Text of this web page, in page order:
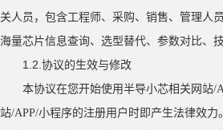
关人员，包含工程师、采购、销售、管理人
海量芯片信息查询、选型替代、参数对比、
1.2. 协议的生效与修改
本协议在您开始使用半导小芯相关网站/
站/APP/小程序的注册用户时即产生法律效力